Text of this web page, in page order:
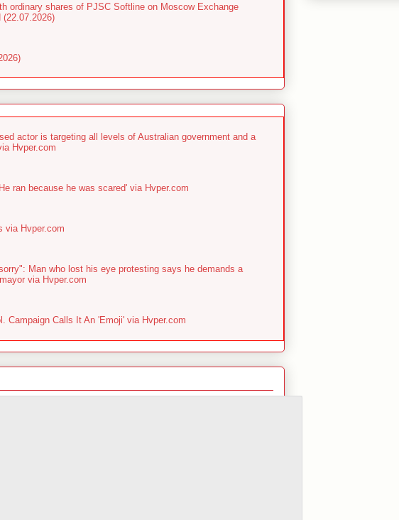
ordinary shares of PJSC Softline on Moscow Exchange
actor is targeting all levels of Australian government and a
Hvper.com
ran because he was scared' via Hvper.com
via Hvper.com
Man who lost his eye protesting says he demands a
via Hvper.com
Calls It An 'Emoji' via Hvper.com